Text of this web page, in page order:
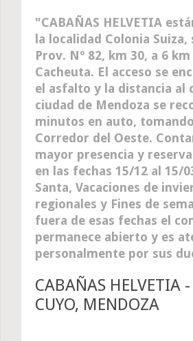
CABAÑAS HELVETIA
la localidad Colonia Suiza,
Prov. Nº 82, km 30, a 6
Cacheuta. El acceso se
el asfalto y la distancia al
ciudad de Mendoza se
minutos en auto,
Corredor del Oeste.
mayor presencia y
en las fechas 15/12 al 15/
Santa, Vacaciones de
regionales y Fines de
fuera de esas fechas el
permanece abierto y es
personalmente por sus
CABAÑAS HELVETIA
CUYO, MENDOZA